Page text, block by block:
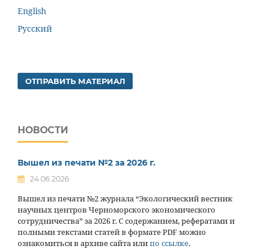
English
Русский
ОТПРАВИТЬ МАТЕРИАЛ
НОВОСТИ
Вышел из печати №2 за 2026 г.
24.06.2026
Вышел из печати №2 журнала “Экологический вестник
научных центров Черноморского экономического
сотрудничества” за 2026 г. С содержанием, рефератами и
полными текстами статей в формате PDF можно
ознакомиться в архиве сайта илипо ссылке.